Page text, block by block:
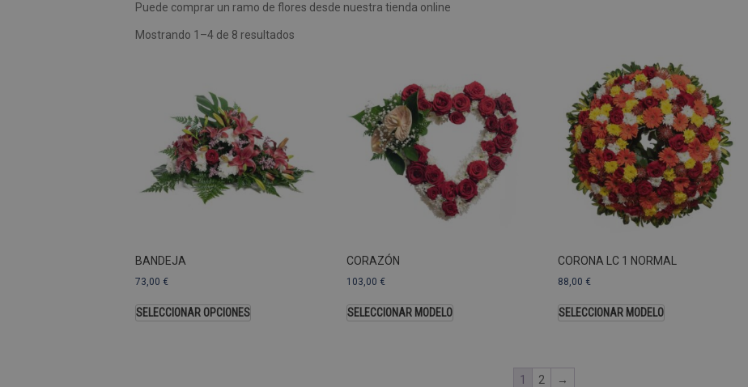
Puede comprar un ramo de flores desde nuestra tienda online
Mostrando 1–4 de 8 resultados
BANDEJA
73,00 €
SELECCIONAR OPCIONES
CORAZÓN
103,00 €
SELECCIONAR MODELO
CORONA LC 1 NORMAL
88,00 €
SELECCIONAR MODELO
1 2 →
Las cookies de rendimiento se utilizan para ver cómo los visitantes usan el sitio web, por ejemplo. cookies analíticas Esas
usar para identificar directamente a cierto visitante.
Este nombre de cookie está asociado con Google
una actualización significativa del servicio de análisis de
Esta cookie se utiliza para distinguir usuarios únicos
generado aleatoriamente como identificador de cliente.
solicitud de página de un sitio y se utiliza para calcular
sesiones y campañas para los informes de análisis de
predeterminada, caduca después de 2 años, aunque los
web pueden personalizarlo.
Dominio Vencimiento